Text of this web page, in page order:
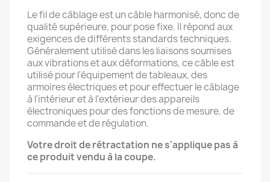
Le fil de câblage est un câble harmonisé, donc de
qualité supérieure, pour pose fixe. Il répond aux
exigences de différents standards techniques.
Généralement utilisé dans les liaisons soumises
aux vibrations et aux déformations, ce câble est
utilisé pour l'équipement de tableaux, des
armoires électriques et pour effectuer le câblage
à l'intérieur et à l'extérieur des appareils
électroniques pour des fonctions de mesure, de
commande et de régulation.
Votre droit de rétractation ne s'applique pas à
ce produit vendu à la coupe.